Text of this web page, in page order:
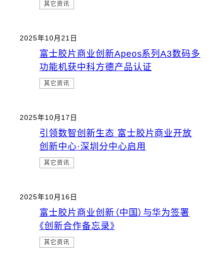
其它资讯
2025年10月21日
富士胶片商业创新Apeos系列A3数码多
功能机获中科方德产品认证
其它资讯
2025年10月17日
引领数智创新生态 富士胶片商业开放
创新中心·深圳分中心启用
其它资讯
2025年10月16日
富士胶片商业创新（中国）与华为签署
《创新合作备忘录》
其它资讯